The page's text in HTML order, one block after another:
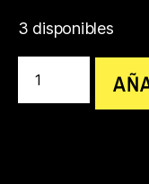
3 disponibles